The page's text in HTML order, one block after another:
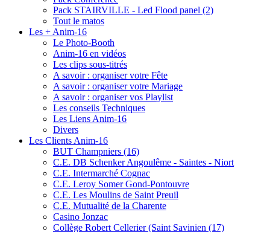
Pack STAIRVILLE - Led Flood panel (2)
Tout le matos
Les + Anim-16
Le Photo-Booth
Anim-16 en vidéos
Les clips sous-titrés
A savoir : organiser votre Fête
A savoir : organiser votre Mariage
A savoir : organiser vos Playlist
Les conseils Techniques
Les Liens Anim-16
Divers
Les Clients Anim-16
BUT Champniers (16)
C.E. DB Schenker Angoulême - Saintes - Niort
C.E. Intermarché Cognac
C.E. Leroy Somer Gond-Pontouvre
C.E. Les Moulins de Saint Preuil
C.E. Mutualité de la Charente
Casino Jonzac
Collège Robert Cellerier (Saint Savinien (17)